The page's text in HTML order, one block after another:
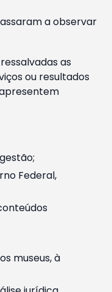
a observar
as
ou resultados
Federal,
museus, à